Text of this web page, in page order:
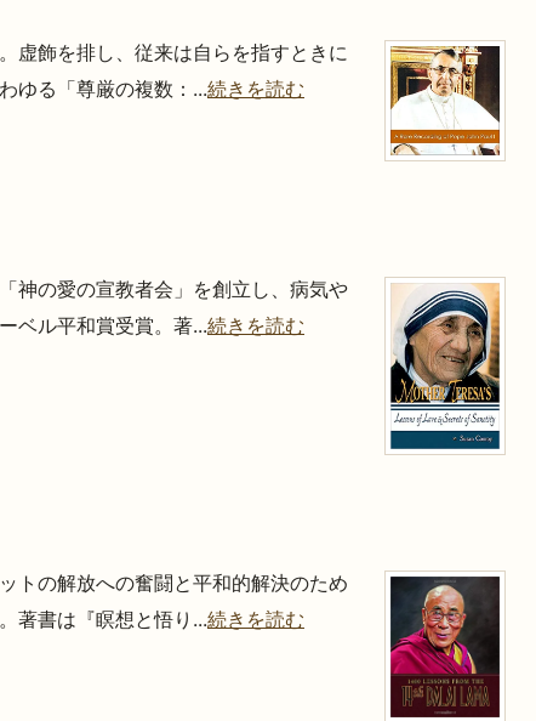
虚飾を排し、従来は自らを指すときに
ゆる「尊厳の複数：...続きを読む
神の愛の宣教者会」を創立し、病気や
ベル平和賞受賞。著...続きを読む
トの解放への奮闘と平和的解決のため
著書は『瞑想と悟り...続きを読む